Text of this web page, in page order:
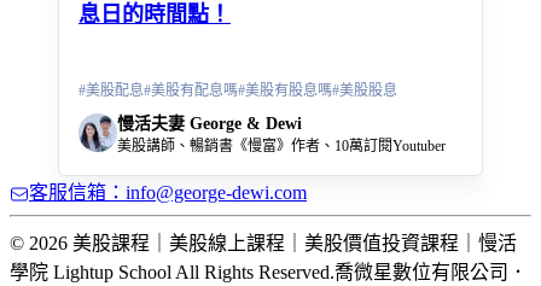
息日的時間點！
#美股配息#美股有配息嗎#美股有股息嗎#美股股息
慢活夫妻 George & Dewi
美股講師、暢銷書《慢富》作者、10萬訂閱Youtuber
客服信箱：info@george-dewi.com
© 2026 美股課程｜美股線上課程｜美股價值投資課程｜慢活
學院 Lightup School All Rights Reserved.喬微星數位有限公司 ．